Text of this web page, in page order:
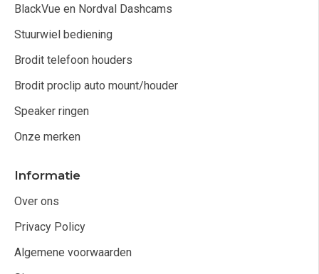
BlackVue en Nordval Dashcams
Stuurwiel bediening
Brodit telefoon houders
Brodit proclip auto mount/houder
Speaker ringen
Onze merken
Informatie
Over ons
Privacy Policy
Algemene voorwaarden